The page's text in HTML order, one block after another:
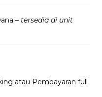
– tersedia di unit
atau Pembayaran full